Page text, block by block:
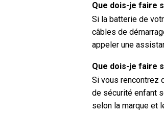
Que dois-je faire
Si la batterie de
câbles de
appeler une
Que dois-je faire
Si vous rencontrez
de sécurité enfant
selon la marque et